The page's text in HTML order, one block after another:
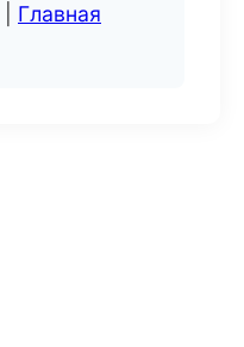
Главная